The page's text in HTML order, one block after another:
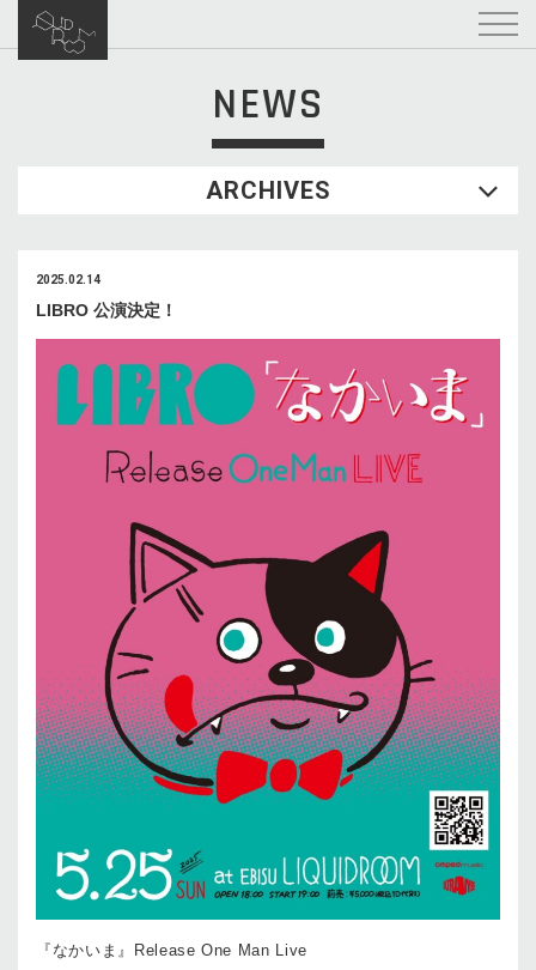
NEWS
ARCHIVES
2025.02.14
LIBRO 公演決定！
『なかいま』Release One Man Live